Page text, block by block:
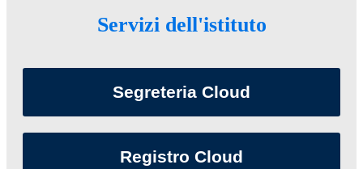
Servizi dell'istituto
Segreteria Cloud
Registro Cloud